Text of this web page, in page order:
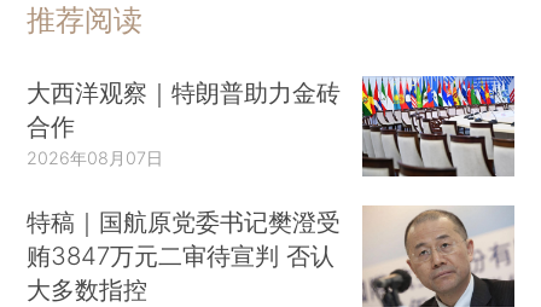
推荐阅读
大西洋观察｜特朗普助力金砖
合作
2026年08月07日
特稿｜国航原党委书记樊澄受
贿3847万元二审待宣判 否认
大多数指控